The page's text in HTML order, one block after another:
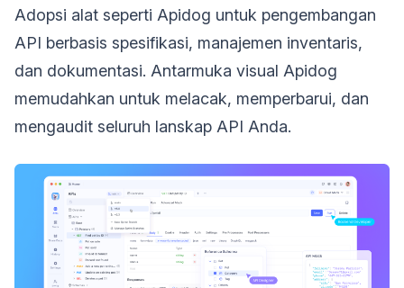
Adopsi alat seperti Apidog untuk pengembangan
API berbasis spesifikasi, manajemen inventaris,
dan dokumentasi. Antarmuka visual Apidog
memudahkan untuk melacak, memperbarui, dan
mengaudit seluruh lanskap API Anda.